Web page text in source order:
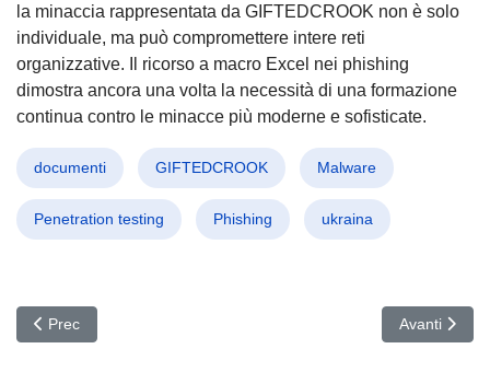
la minaccia rappresentata da GIFTEDCROOK non è solo
individuale, ma può compromettere intere reti
organizzative. Il ricorso a macro Excel nei phishing
dimostra ancora una volta la necessità di una formazione
continua contro le minacce più moderne e sofisticate.
documenti GIFTEDCROOK Malware
Penetration testing Phishing ukraina
Articolo precedente: Scattered Spider attacca le compagnie
Prec Articolo
Avanti